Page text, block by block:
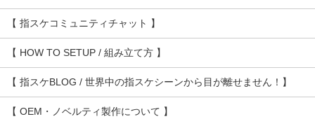
【 指スケコミュニティチャット 】
【 HOW TO SETUP / 組み立て方 】
【 指スケBLOG / 世界中の指スケシーンから目が離せません！】
【 OEM・ノベルティ製作について 】